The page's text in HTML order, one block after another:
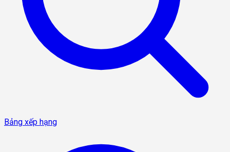
Bảng xếp hạng